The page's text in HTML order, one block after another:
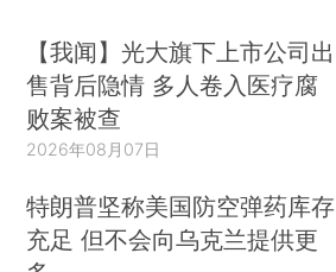
【我闻】光大旗下上市公司出
售背后隐情 多人卷入医疗腐
败案被查
2026年08月07日
特朗普坚称美国防空弹药库存
充足 但不会向乌克兰提供更